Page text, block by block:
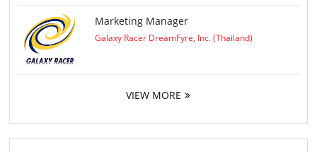
Marketing Manager
Galaxy Racer DreamFyre, Inc. (Thailand)
VIEW MORE